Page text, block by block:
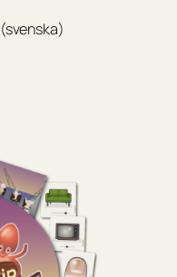
(svenska)